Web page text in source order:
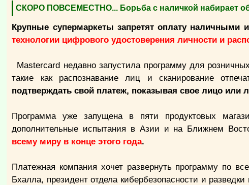
СКОРО ПОВСЕМЕСТНО... Борьба с наличкой набирает
Крупные супермаркеты запретят оплату наличными
технологии цифрового удостоверения личности и
Mastercard недавно запустила программу для
такие как распознавание лиц и сканирование
подтверждать свой платеж, показывая свое лицо
Программа уже запущена в пяти продуктовых
дополнительные испытания в Азии и на Ближнем
всему миру в конце этого года.
Платежная компания хочет развернуть программу по
Бхалла, президент отдела кибербезопасности и